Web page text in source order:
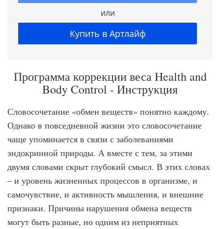
или
Купить в Артлайф
Программа коррекции веса Health and
Body Control - Инструкция
Словосочетание «обмен веществ» понятно каждому.
Однако в повседневной жизни это словосочетание
чаще упоминается в связи с заболеваниями
эндокринной природы. А вместе с тем, за этими
двумя словами скрыт глубокий смысл. В этих словах
– и уровень жизненных процессов в организме, и
самочувствие, и активность мышления, и внешние
признаки. Причины нарушения обмена веществ
могут быть разные, но одним из неприятных